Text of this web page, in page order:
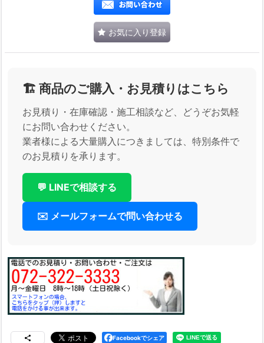
お気に入り登録
🏗️ 商品のご購入・お見積りはこちら
お見積り・在庫確認・施工相談など、どうぞお気軽
にお問い合わせください。
業者様による大量購入につきましては、特別条件で
のお見積りを承ります。
💬 LINEで相談する
✉️ メールフォームで問い合わせる
Facebookでシェア